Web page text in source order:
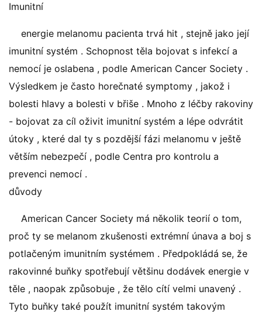
Imunitní
energie melanomu pacienta trvá hit , stejně jako její
imunitní systém . Schopnost těla bojovat s infekcí a
nemocí je oslabena , podle American Cancer Society .
Výsledkem je často horečnaté symptomy , jakož i
bolesti hlavy a bolesti v břiše . Mnoho z léčby rakoviny
- bojovat za cíl oživit imunitní systém a lépe odvrátit
útoky , které dal ty s pozdější fázi melanomu v ještě
větším nebezpečí , podle Centra pro kontrolu a
prevenci nemocí .
důvody
American Cancer Society má několik teorií o tom,
proč ty se melanom zkušenosti extrémní únava a boj s
potlačeným imunitním systémem . Předpokládá se, že
rakovinné buňky spotřebují většinu dodávek energie v
těle , naopak způsobuje , že tělo cítí velmi unavený .
Tyto buňky také použít imunitní systém takovým